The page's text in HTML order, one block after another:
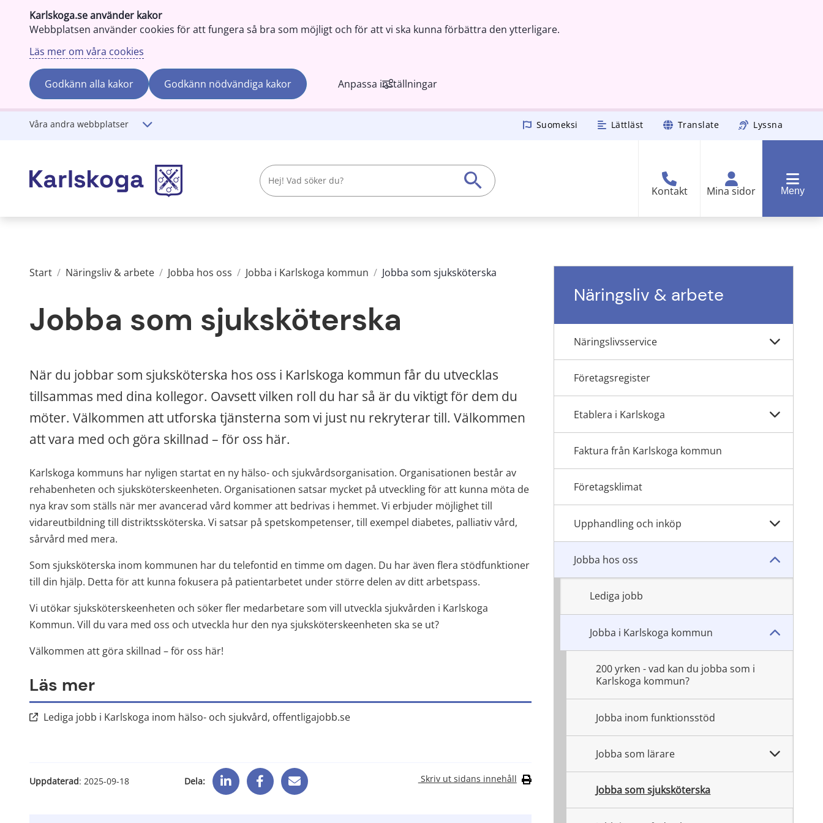
Karlskoga.se använder kakor
Webbplatsen använder cookies för att fungera så bra som möjligt och för att vi ska kunna förbättra den ytterligare.
Läs mer om våra cookies
Godkänn alla kakor Godkänn nödvändiga kakor Anpassa inställningar
Gå till innehåll
Våra andra webbplatser Suomeksi Lättläst Translate Lyssna
Kontakt Mina sidor Meny
Start / Näringsliv & arbete / Jobba hos oss / Jobba i Karlskoga kommun / Jobba som sjuksköterska
Jobba som sjuksköterska
När du jobbar som sjuksköterska hos oss i Karlskoga kommun får du utvecklas
tillsammas med dina kollegor. Oavsett vilken roll du har så är du viktigt för dem du
möter. Välkommen att utforska tjänsterna som vi just nu rekryterar till. Välkommen
att vara med och göra skillnad – för oss här.
Karlskoga kommuns har nyligen startat en ny hälso- och sjukvårdsorganisation. Organisationen består av
rehabenheten och sjuksköterskeenheten. Organisationen satsar mycket på utveckling för att kunna möta de
nya krav som ställs när mer avancerad vård kommer att bedrivas i hemmet. Vi erbjuder möjlighet till
vidareutbildning till distriktssköterska. Vi satsar på spetskompetenser, till exempel diabetes, palliativ vård,
sårvård med mera.
Som sjuksköterska inom kommunen har du telefontid en timme om dagen. Du har även flera stödfunktioner
till din hjälp. Detta för att kunna fokusera på patientarbetet under större delen av ditt arbetspass.
Vi utökar sjuksköterskeenheten och söker fler medarbetare som vill utveckla sjukvården i Karlskoga
Kommun. Vill du vara med oss och utveckla hur den nya sjuksköterskeenheten ska se ut?
Välkommen att göra skillnad – för oss här!
Läs mer
Lediga jobb i Karlskoga inom hälso- och sjukvård, offentligajobb.seLänk till annan webbplats, öppnas i nytt fönster.
Uppdaterad: 2025-09-18 Dela: Skriv ut sidans innehåll
Näringsliv & arbete
Näringslivsservice
Företagsregister
Etablera i Karlskoga
Faktura från Karlskoga kommun
Företagsklimat
Upphandling och inköp
Jobba hos oss
Lediga jobb
Jobba i Karlskoga kommun
200 yrken - vad kan du jobba som i
Karlskoga kommun?
Jobba inom funktionsstöd
Jobba som lärare
Jobba som sjuksköterska